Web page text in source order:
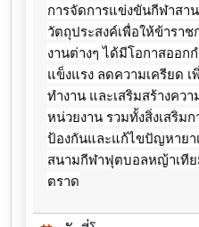
การจัดการแข่งขันกีฬาสา
วัตถุประสงค์เพื่อให้ข้ารา
งานต่างๆ ได้มีโอกาสออก
แข็งแรง ลดความเครียด
ทำงาน และเสริมสร้างคว
หน่วยงาน รวมทั้งสิ่งเสริม
ป้องกันและแก้ไขปัญหาย
สนามกีฬาฟุตบอลหญ้าเทีย
ตราด